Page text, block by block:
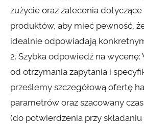
zużycie oraz zalecenia
produktów, aby mieć pewność,
idealnie odpowiadają
2. Szybka odpowiedź na wycenę:
od otrzymania zapytania i
prześlemy szczegółową ofertę
parametrów oraz szacowany
(do potwierdzenia przy